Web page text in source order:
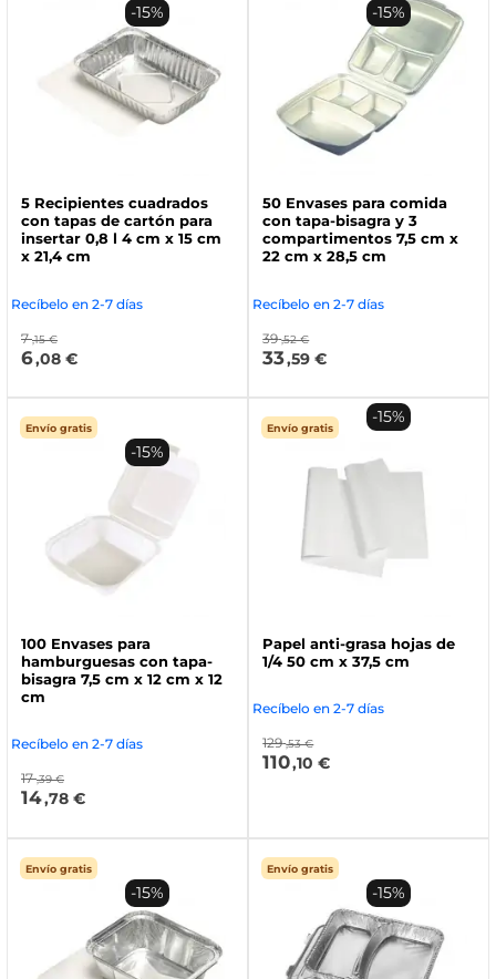
5 Recipientes cuadrados
con tapas de cartón para
insertar 0,8 l 4 cm x 15 cm
x 21,4 cm
Recíbelo en 2-7 días
7 ,15 €
6,08 €
-15%
50 Envases para comida
con tapa-bisagra y 3
compartimentos 7,5 cm x
22 cm x 28,5 cm
Recíbelo en 2-7 días
39 ,52 €
33,59 €
-15%
Envío gratis
100 Envases para
hamburguesas con tapa-
bisagra 7,5 cm x 12 cm x 12
cm
Recíbelo en 2-7 días
17 ,39 €
14,78 €
-15%
Envío gratis
Papel anti-grasa hojas de
1/4 50 cm x 37,5 cm
Recíbelo en 2-7 días
129 ,53 €
110,10 €
-15%
Envío gratis
-15%
Envío gratis
-15%